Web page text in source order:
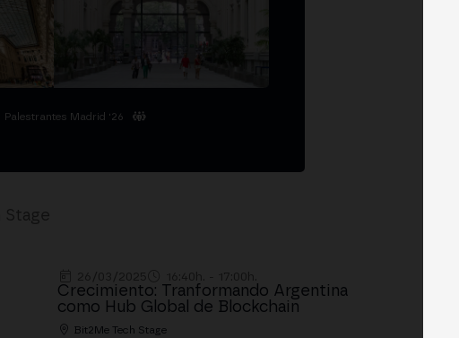
Palestrantes Madrid '26
Crecimiento: Tranformando Argentina
como Hub Global de Blockchain
Bit2Me Tech Stage